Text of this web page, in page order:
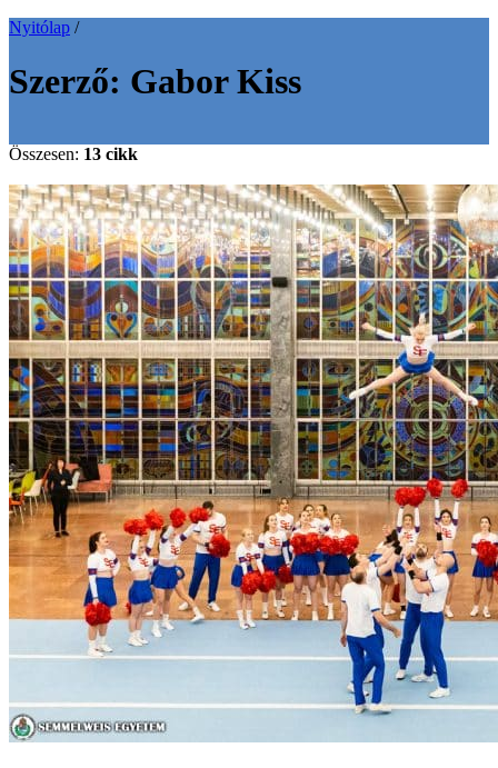
Nyitólap /
Szerző: Gabor Kiss
Összesen: 13 cikk